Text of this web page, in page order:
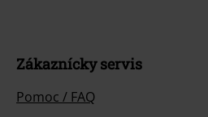
Zákaznícky servis
Pomoc / FAQ